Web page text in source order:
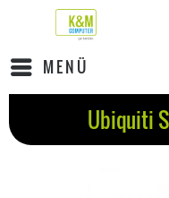
MENÜ
Ubiquiti